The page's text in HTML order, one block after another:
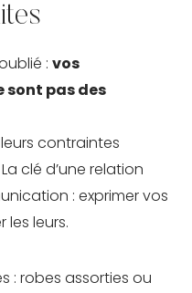
: vos
sont pas des
contraintes
clé d’une relation
: exprimer vos
leurs.
: robes assorties ou